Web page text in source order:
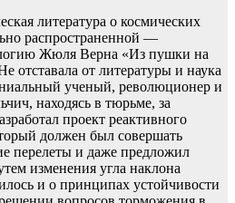
литература о космических
распространенной —
Жюля Верна «Из пушки на
от литературы и наука
ученый, революционер и
находясь в тюрьме, за
проект реактивного
должен был совершать
перелеты и даже предложил
изменения угла наклона
и о принципах устойчивости